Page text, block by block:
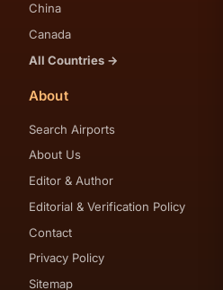
China
Canada
All Countries →
About
Search Airports
About Us
Editor & Author
Editorial & Verification Policy
Contact
Privacy Policy
Sitemap